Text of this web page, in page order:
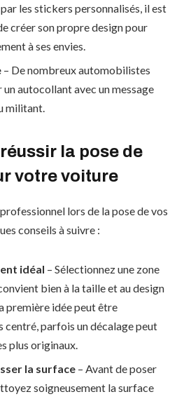
les stickers personnalisés, il est
créer son propre design pour
à ses envies.
– De nombreux automobilistes
un autocollant avec un message
militant.
la pose de
votre voiture
lors de la pose de vos
conseils à suivre :
idéal – Sélectionnez une zone
bien à la taille et au design
première idée peut être
centré, parfois un décalage peut
plus originaux.
la surface – Avant de poser
soigneusement la surface